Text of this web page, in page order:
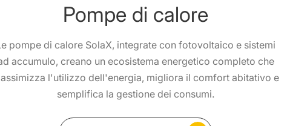
Scopri SolaXCloud
Pompe di calore
pompe di calore SolaX, integrate con fotovoltaico e sistemi
accumulo, creano un ecosistema energetico completo che
l'utilizzo dell'energia, migliora il comfort abitativo e
semplifica la gestione dei consumi.